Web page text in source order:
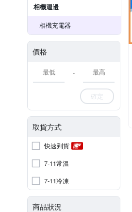
相機週邊
相機充電器
價格
-
確定
取貨方式
快速到貨
7-11常溫
7-11冷凍
商品狀況